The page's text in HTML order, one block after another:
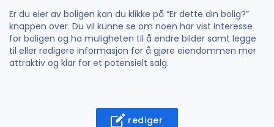
Er du eier av boligen kan du klikke på “Er dette din bolig?”
knappen over. Du vil kunne se om noen har vist interesse
for boligen og ha muligheten til å endre bilder samt legge
til eller redigere informasjon for å gjøre eiendommen mer
attraktiv og klar for et potensielt salg.
rediger